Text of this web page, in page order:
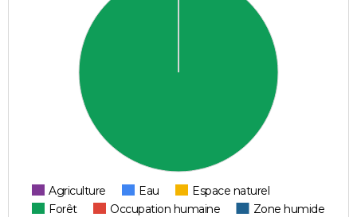
Agriculture Eau
Espace naturel
Forêt
Occupation humaine Zone humide